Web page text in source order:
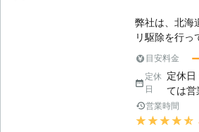
で、環境面は
は、ハウスク
ているので、
駆除できます
限定されま
力を持ってい
付き合いした
ファミリー」
弊社は、北海
リ駆除を行っ
は、生存の
どの木材をず
ります。その
ないと家自
まう危険性が
ホームセンタ
目安料金
定休
日
定休日
ては営
営業時間
★★★★★